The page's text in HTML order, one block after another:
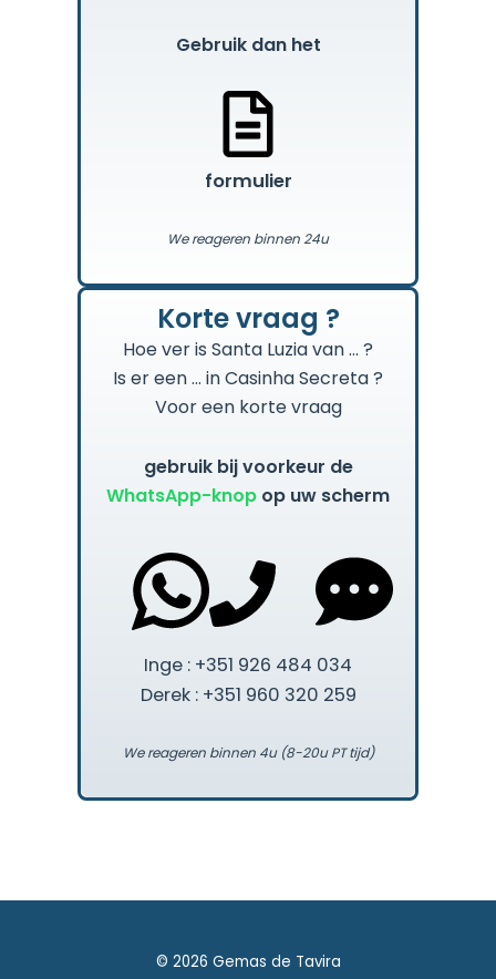
Gebruik dan het
formulier
We reageren binnen 24u
Korte vraag ?
Hoe ver is Santa Luzia van … ?
Is er een … in Casinha Secreta ?
Voor een korte vraag
gebruik bij voorkeur de
WhatsApp-knop op uw scherm
Inge : +351 926 484 034
Derek : +351 960 320 259
We reageren binnen 4u (8-20u PT tijd)
© 2026 Gemas de Tavira